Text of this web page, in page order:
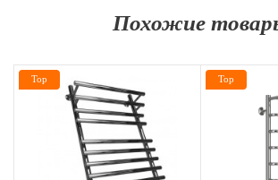
Похожие
Top Top